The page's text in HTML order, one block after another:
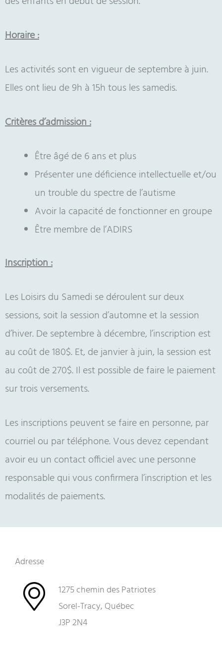
Horaire :
Les activités sont en vigueur de septembre à juin.
Elles ont lieu de 9h à 15h tous les samedis.
Critères d’admission :
Être âgé de 6 ans et plus
Présenter une déficience intellectuelle et/ou
un trouble du spectre de l’autisme
Avoir la capacité de fonctionner en groupe
Être membre de l’ADIRS
Inscription :
Les Loisirs du Samedi se déroulent sur deux
sessions, soit la session d’automne et la session
d’hiver. De septembre à décembre, l’inscription est
au coût de 180$. Et, de janvier à juin, la session est
au coût de 270$. Il est possible de faire le paiement
sur trois versements.
Les inscriptions peuvent se faire en personne, par
courriel ou par téléphone. Vous devez cependant
avoir eu un contact officiel avec une personne
responsable qui vous confirmera l’inscription et les
modalités de paiements.
Adresse
1275 chemin des Patriotes
Sorel-Tracy, Québec
J3P 2N4